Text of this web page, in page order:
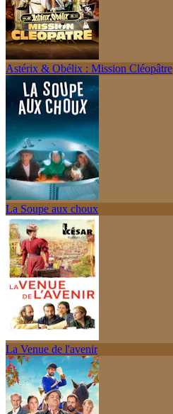
Astérix & Obélix : Mission Cléopâtre
La Soupe aux choux
La Venue de l'avenir